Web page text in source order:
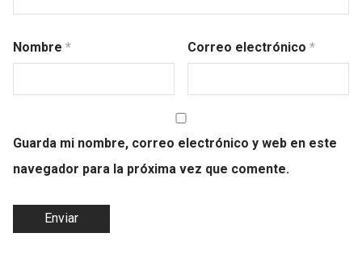
Nombre * Correo electrónico*
Guarda mi nombre, correo electrónico y web en este
navegador para la próxima vez que comente.